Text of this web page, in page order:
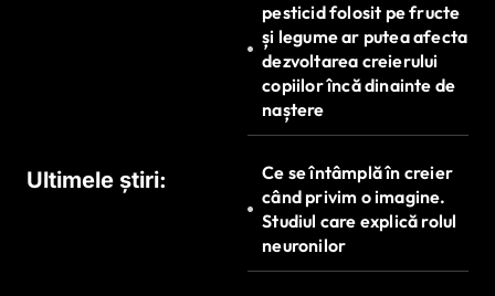
Ultimele știri:
pesticid folosit pe fructe
și legume ar putea afecta
dezvoltarea creierului
copiilor încă dinainte de
naștere
Ce se întâmplă în creier
când privim o imagine.
Studiul care explică rolul
neuronilor